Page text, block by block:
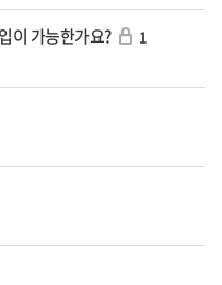
이 가능한가요? 1